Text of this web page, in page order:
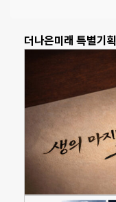
더나은미래 특별기획